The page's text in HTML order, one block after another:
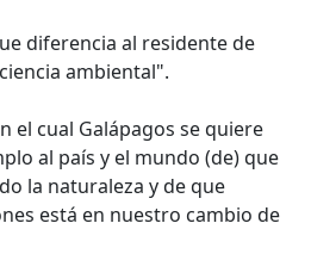
diferencia al residente de
ambiental".
el cual Galápagos se quiere
al país y el mundo (de) que
la naturaleza y de que
está en nuestro cambio de